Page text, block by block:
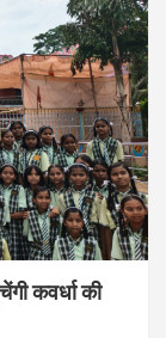
कवर्धा की